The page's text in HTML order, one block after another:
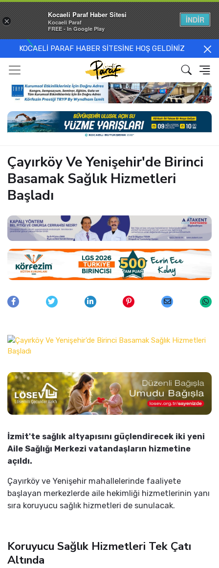
KOCAELİ PARAF HABER SİTESİNE HOŞ GELDİNİZ
Çayırköy Ve Yenişehir'de Birinci
Basamak Sağlık Hizmetleri
Başladı
İzmit'te sağlık altyapısını güçlendirecek iki yeni
Aile Sağlığı Merkezi vatandaşların hizmetine
açıldı.
Çayırköy ve Yenişehir mahallelerinde faaliyete
başlayan merkezlerde aile hekimliği hizmetlerinin yanı
sıra koruyucu sağlık hizmetleri de sunulacak.
Koruyucu Sağlık Hizmetleri Tek Çatı
Altında
×
Kocaeli Paraf Haber Sitesi
Kocaeli Paraf
FREE - In Google Play
İNDİR